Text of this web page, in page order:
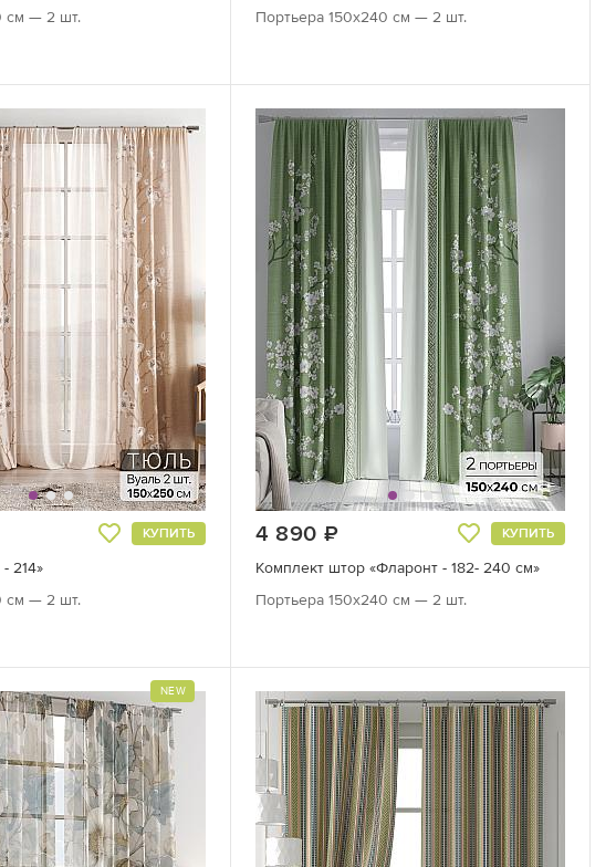
см — 2 шт.
Портьера 150х240 см — 2 шт.
КУПИТЬ
214»
см — 2 шт.
4 890 КУПИТЬ
Комплект штор «Фларонт - 182- 240 см»
Портьера 150х240 см — 2 шт.
NEW